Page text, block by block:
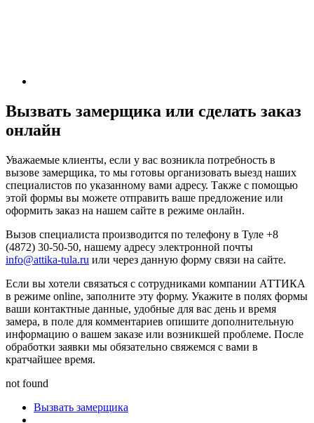
Вызвать замерщика или сделать заказ
онлайн
Уважаемые клиенты, если у вас возникла потребность в
вызове замерщика, то мы готовы организовать выезд наших
специалистов по указанному вами адресу. Также с помощью
этой формы вы можете отправить ваше предложение или
оформить заказ на нашем сайте в режиме онлайн.
Вызов специалиста производится по телефону в Туле +8
(4872) 30-50-50, нашему адресу электронной почты
info@attika-tula.ru или через данную форму связи на сайте.
Если вы хотели связаться с сотрудниками компании АТТИКА
в режиме online, заполните эту форму. Укажите в полях формы
ваши контактные данные, удобные для вас день и время
замера, в поле для комментариев опишите дополнительную
информацию о вашем заказе или возникшей проблеме. После
обработки заявки мы обязательно свяжемся с вами в
кратчайшее время.
not found
Вызвать замерщика